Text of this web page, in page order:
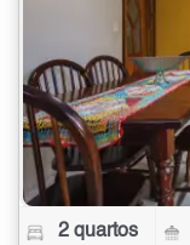
2 quartos